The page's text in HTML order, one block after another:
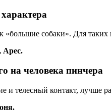
«большие собаки». Для
Арес.
на человека пинчера
телесный контакт, лучше